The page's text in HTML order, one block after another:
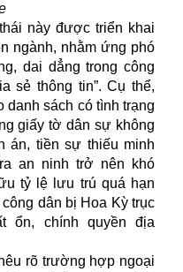
này được triển khai
ngành, nhằm ứng phó
dai dẳng trong công
sẻ thông tin”. Cụ thể,
danh sách có tình trạng
giấy tờ dân sự không
án, tiền sự thiếu minh
an ninh trở nên khó
tỷ lệ lưu trú quá hạn
dân bị Hoa Kỳ trục
ổn, chính quyền địa
rõ trường hợp ngoại